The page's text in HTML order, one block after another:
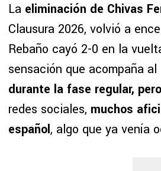
La eliminación de Chivas
Clausura 2026, volvió a
Rebaño cayó 2-0 en la
sensación que acompaña
durante la fase regular,
redes sociales, muchos
español, algo que ya venía